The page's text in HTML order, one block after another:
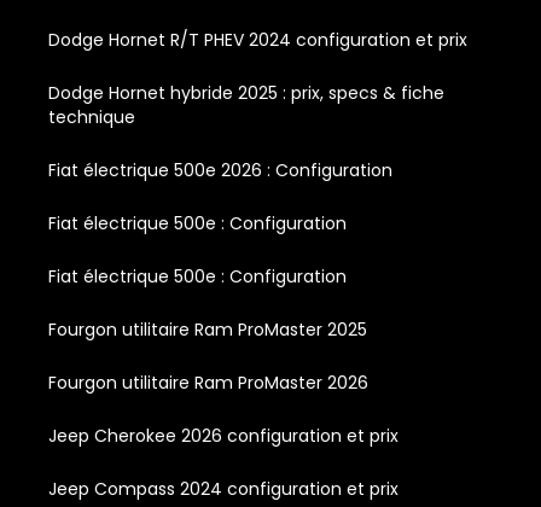
Dodge Hornet R/T PHEV 2024 configuration et prix
Dodge Hornet hybride 2025 : prix, specs & fiche
technique
Fiat électrique 500e 2026 : Configuration
Fiat électrique 500e : Configuration
Fiat électrique 500e : Configuration
Fourgon utilitaire Ram ProMaster 2025
Fourgon utilitaire Ram ProMaster 2026
Jeep Cherokee 2026 configuration et prix
Jeep Compass 2024 configuration et prix